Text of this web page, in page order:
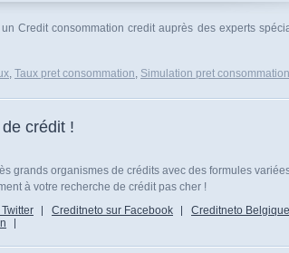
Credit consommation credit auprès des experts
, Taux pret consommation, Simulation pret consommation
crédit !
grands organismes de crédits avec des formules
à votre recherche de crédit pas cher !
Creditneto sur Facebook
Creditneto Belgique